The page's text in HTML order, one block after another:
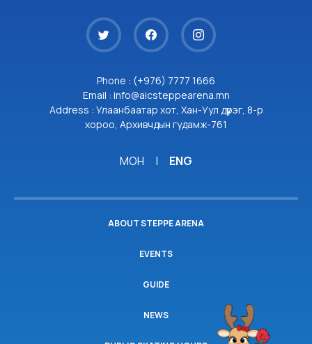
Phone : (+976) 7777 1666
Email : info@aicsteppearena.mn
Address : Улаанбаатар хот, Хан-Уул дүүрэг, 8-р
хороо, Архивчдын гудамж-761
МОН | ENG
ABOUT STEPPE ARENA
EVENTS
GUIDE
NEWS